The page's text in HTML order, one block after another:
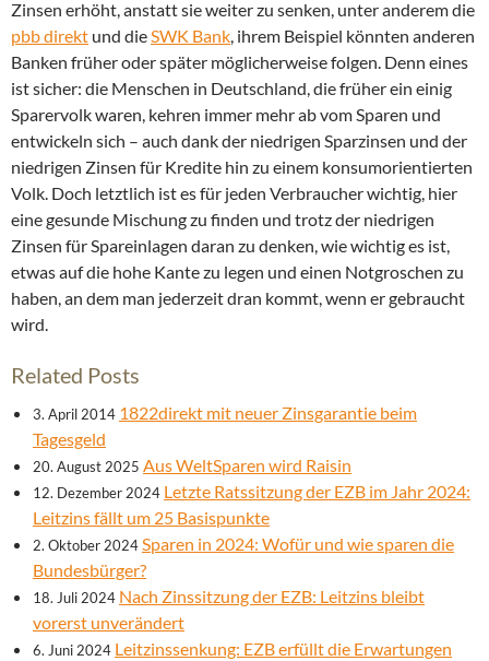
Zinsen erhöht, anstatt sie weiter zu senken, unter anderem die
pbb direkt und dieSWK Bank, ihrem Beispiel könnten anderen
Banken früher oder später möglicherweise folgen. Denn eines
ist sicher: die Menschen in Deutschland, die früher ein einig
Sparervolk waren, kehren immer mehr ab vom Sparen und
entwickeln sich – auch dank der niedrigen Sparzinsen und der
niedrigen Zinsen für Kredite hin zu einem konsumorientierten
Volk. Doch letztlich ist es für jeden Verbraucher wichtig, hier
eine gesunde Mischung zu finden und trotz der niedrigen
Zinsen für Spareinlagen daran zu denken, wie wichtig es ist,
etwas auf die hohe Kante zu legen und einen Notgroschen zu
haben, an dem man jederzeit dran kommt, wenn er gebraucht
wird.
Related Posts
3. April 2014 1822direkt mit neuer Zinsgarantie beim
Tagesgeld
20. August 2025 Aus WeltSparen wird Raisin
12. Dezember 2024 Letzte Ratssitzung der EZB im Jahr 2024:
Leitzins fällt um 25 Basispunkte
2. Oktober 2024Sparen in 2024: Wofür und wie sparen die
Bundesbürger?
18. Juli 2024 Nach Zinssitzung der EZB: Leitzins bleibt
vorerst unverändert
6. Juni 2024 Leitzinssenkung: EZB erfüllt die Erwartungen